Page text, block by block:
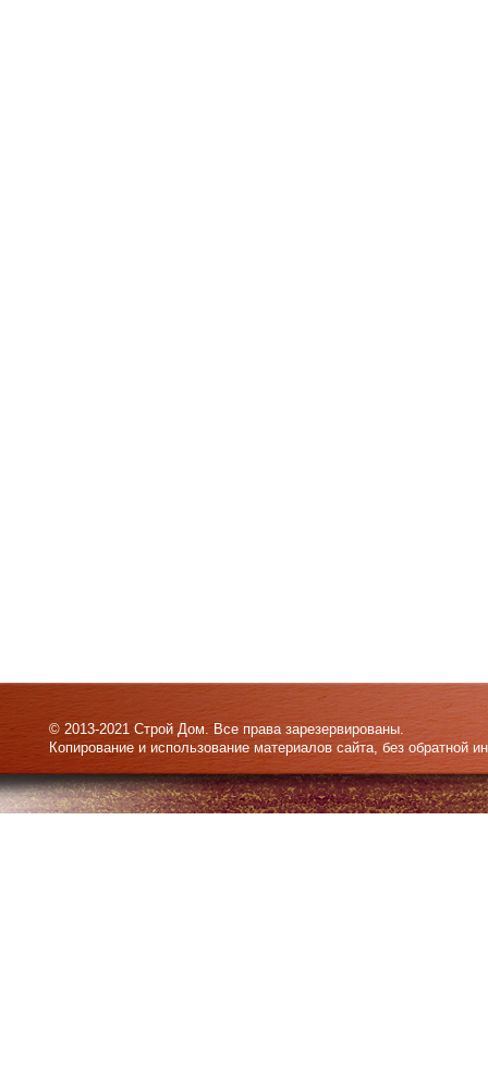
© 2013-2021 Строй Дом. Все права зарезервированы.
Копирование и использование материалов сайта, без обратной